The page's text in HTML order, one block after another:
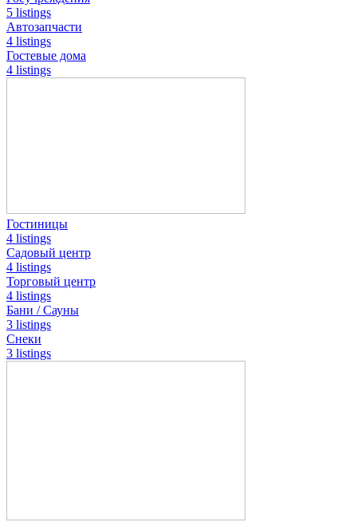
5 listings
Автозапчасти
4 listings
Гостевые дома
4 listings
Гостиницы
4 listings
Садовый центр
4 listings
Торговый центр
4 listings
Бани / Сауны
3 listings
Снеки
3 listings